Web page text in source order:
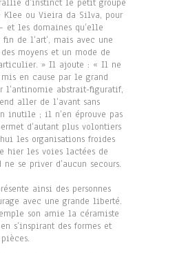
d’instinct le petit groupe
Klee ou Vieira da Silva, pour
les domaines qu’elle
de l’art’, mais avec une
moyens et un mode de
» Il ajoute : « Il ne
mis en cause par le grand
l’antinomie abstrait-figuratif,
aller de l’avant sans
inutile ; il n’en éprouve pas
d’autant plus volontiers
les organisations froides
hier les voies lactées de
se priver d’aucun secours.
ainsi des personnes
avec une grande liberté.
son amie la céramiste
s’inspirant des formes et